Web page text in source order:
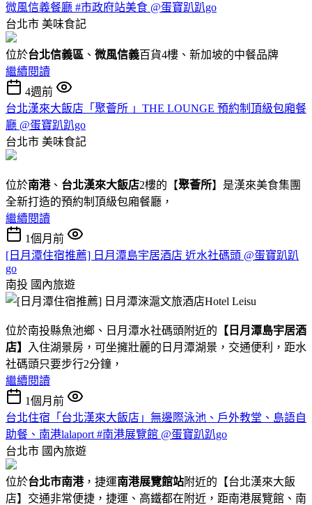
微風信義餐廳 #市政府站美食 @蛋寶趴趴go
台北市 美味食記
位於台北信義區 、 微風信義百貨4樓、新加坡的中餐品牌
繼續閱讀
4週前
台北漢來大飯店「聚薈所 」THE LOUNGE 預約制頂級包廂餐
廳 @蛋寶趴趴go
台北市 美味食記
位於南港、 台北漢來大飯店2樓的【聚薈所】是漢來美食集團
全新打造的預約制頂級包廂餐廳，
繼續閱讀
1個月前
[日月潭住宿推薦] 日月潭島宇居酒店 近水社碼頭 @蛋寶趴趴
go
南投 國內旅遊
位於南投縣魚池鄉、日月潭水社碼頭附近的 【日月潭島宇居酒
店】
入住湖景房，可坐擁壯麗的日月潭湖景，交通便利，距水
社碼頭只要步行2分鐘，
繼續閱讀
1個月前
台北住宿「台北漢來大飯店」無邊際泳池、戶外教堂、島語自
助餐、南港lalaport #南港展覽館 @蛋寶趴趴go
台北市 國內旅遊
位於台北市南港，捷運南港展覽館站附近的【台北漢來大飯
店】交通非常便捷，捷運、高鐵都在附近，距南港展覽館、南